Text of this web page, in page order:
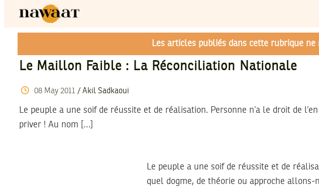
Les articles publiés dans cette rubrique
Le Maillon Faible : La Réconciliation Nationale
08 May 2011 / Akil Sadkaoui
Le peuple a une soif de réussite et de réalisation. Personne n’a le droit de l’en
priver ! Au nom […]
Le peuple a une soif de réussite et de
quel dogme, de théorie ou approche